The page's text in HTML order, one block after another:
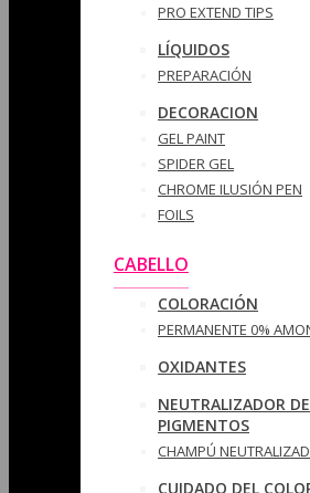
PRO EXTEND TIPS
LÍQUIDOS
PREPARACIÓN
DECORACION
GEL PAINT
SPIDER GEL
CHROME ILUSIÓN PEN
FOILS
CABELLO
COLORACIÓN
PERMANENTE 0%
OXIDANTES
NEUTRALIZADOR DE
PIGMENTOS
CHAMPÚ
CUIDADO DEL